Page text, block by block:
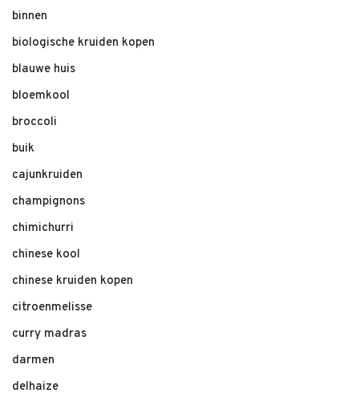
binnen
biologische kruiden kopen
blauwe huis
bloemkool
broccoli
buik
cajunkruiden
champignons
chimichurri
chinese kool
chinese kruiden kopen
citroenmelisse
curry madras
darmen
delhaize